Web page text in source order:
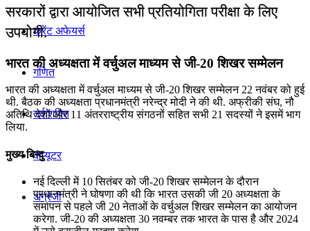
करेंट अफेयर्स
गणित
तर्कशक्ति
कंप्यूटर
अंग्रेजी
सरकारों द्वारा आयोजित सभी प्रतियोगिता परीक्षा के लिए
उपयोगी.
भारत की अध्यक्षता में वर्चुअल माध्यम से जी-20 शिखर सम्मेलन
भारत की अध्यक्षता में वर्चुअल माध्यम से जी-20 शिखर सम्मेलन 22 नवंबर को हुई
थी. बैठक की अध्यक्षता प्रधानमंत्री नरेन्‍द्र मोदी ने की थी. अफ्रीकी संघ, नौ
अतिथि देशों और 11 अंतरराष्ट्रीय संगठनों सहित सभी 21 सदस्यों ने इसमें भाग
लिया.
मुख्य बिन्दु
नई दिल्ली में 10 सितंबर को जी-20 शिखर सम्मेलन के दौरान
प्रधानमंत्री ने घोषणा की थी कि भारत उसकी जी 20 अध्यक्षता के
समापन से पहले जी 20 नेताओं के वर्चुअल शिखर सम्मेलन का आयोजन
करेगा. जी-20 की अध्‍यक्षता 30 नवम्‍बर तक भारत के पास है और 2024